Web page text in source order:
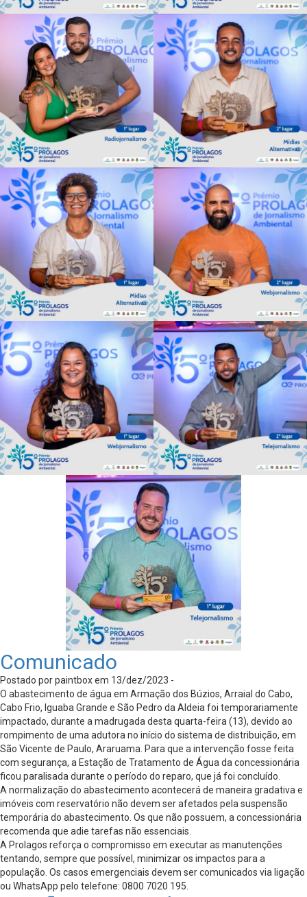
Comunicado
Postado por paintbox em 13/dez/2023 -
O abastecimento de água em Armação dos Búzios, Arraial do Cabo,
Cabo Frio, Iguaba Grande e São Pedro da Aldeia foi temporariamente
impactado, durante a madrugada desta quarta-feira (13), devido ao
rompimento de uma adutora no início do sistema de distribuição, em
São Vicente de Paulo, Araruama. Para que a intervenção fosse feita
com segurança, a Estação de Tratamento de Água da concessionária
ficou paralisada durante o período do reparo, que já foi concluído.
A normalização do abastecimento acontecerá de maneira gradativa e
imóveis com reservatório não devem ser afetados pela suspensão
temporária do abastecimento. Os que não possuem, a concessionária
recomenda que adie tarefas não essenciais.
A Prolagos reforça o compromisso em executar as manutenções
tentando, sempre que possível, minimizar os impactos para a
população. Os casos emergenciais devem ser comunicados via ligação
ou WhatsApp pelo telefone: 0800 7020 195.